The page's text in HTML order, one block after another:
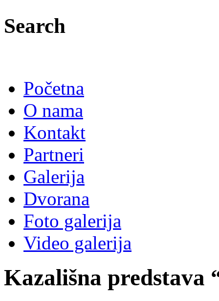
Search
Početna
O nama
Kontakt
Partneri
Galerija
Dvorana
Foto galerija
Video galerija
Kazališna predstava